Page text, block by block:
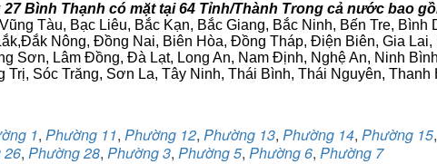
Bình Thạnh có mặt tại 64 Tỉnh/Thành Trong cả nước bao
Tàu, Bạc Liêu, Bắc Kạn, Bắc Giang, Bắc Ninh, Bến Tre,
Nông, Đồng Nai, Biên Hòa, Đồng Tháp, Điện Biên, Gia
Sơn, Lâm Đồng, Đà Lạt, Long An, Nam Định, Nghệ An, Ninh
Trị, Sóc Trăng, Sơn La, Tây Ninh, Thái Bình, Thái Nguyên,
1, Phường 11, Phường 12, Phường 13, Phường 14, Phường 15,
26, Phường 28, Phường 3, Phường 5, Phường 6, Phường 7